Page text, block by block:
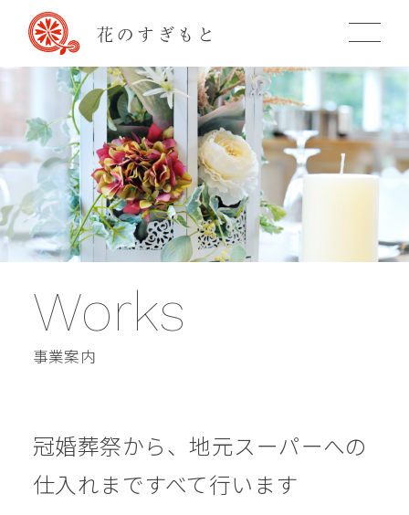
Works
事業案内
冠婚葬祭から、地元スーパーへの
仕入れまですべて行います